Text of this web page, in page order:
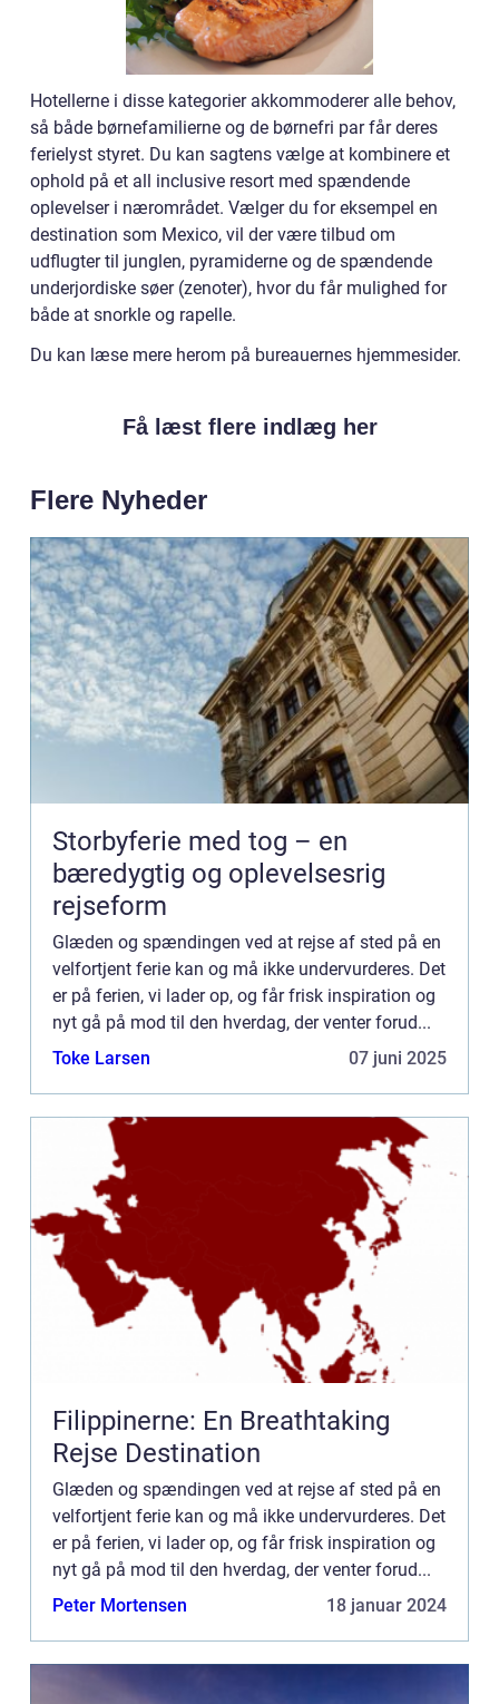
Hotellerne i disse kategorier akkommoderer alle behov,
så både børnefamilierne og de børnefri par får deres
ferielyst styret. Du kan sagtens vælge at kombinere et
ophold på et all inclusive resort med spændende
oplevelser i nærområdet. Vælger du for eksempel en
destination som Mexico, vil der være tilbud om
udflugter til junglen, pyramiderne og de spændende
underjordiske søer (zenoter), hvor du får mulighed for
både at snorkle og rapelle.
Du kan læse mere herom på bureauernes hjemmesider.
Få læst flere indlæg her
Flere Nyheder
Storbyferie med tog – en
bæredygtig og oplevelsesrig
rejseform
Glæden og spændingen ved at rejse af sted på en
velfortjent ferie kan og må ikke undervurderes. Det
er på ferien, vi lader op, og får frisk inspiration og
nyt gå på mod til den hverdag, der venter forud...
Toke Larsen
07 juni 2025
Filippinerne: En Breathtaking
Rejse Destination
Glæden og spændingen ved at rejse af sted på en
velfortjent ferie kan og må ikke undervurderes. Det
er på ferien, vi lader op, og får frisk inspiration og
nyt gå på mod til den hverdag, der venter forud...
Peter Mortensen
18 januar 2024